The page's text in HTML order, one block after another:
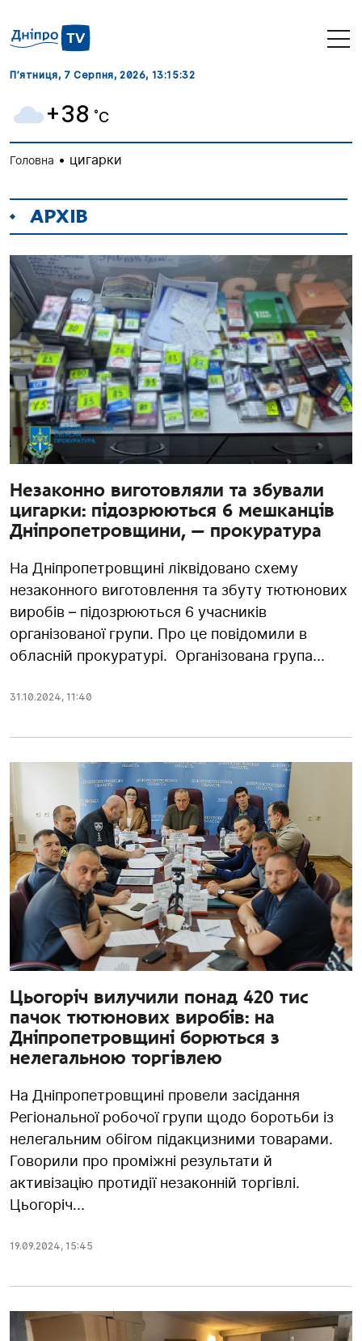
П’ятниця, 7 Серпня, 2026, 13:15:33
+38 ˚C
Головна • цигарки
АРХІВ
Незаконно виготовляли та збували
цигарки: підозрюються 6 мешканців
Дніпропетровщини, — прокуратура
На Дніпропетровщині ліквідовано схему
незаконного виготовлення та збуту тютюнових
виробів – підозрюються 6 учасників
організованої групи. Про це повідомили в
обласній прокуратурі. Організована група...
31.10.2024, 11:40
Цьогоріч вилучили понад 420 тис
пачок тютюнових виробів: на
Дніпропетровщині борються з
нелегальною торгівлею
На Дніпропетровщині провели засідання
Регіональної робочої групи щодо боротьби із
нелегальним обігом підакцизними товарами.
Говорили про проміжні результати й
активізацію протидії незаконній торгівлі.
Цьогоріч...
19.09.2024, 15:45